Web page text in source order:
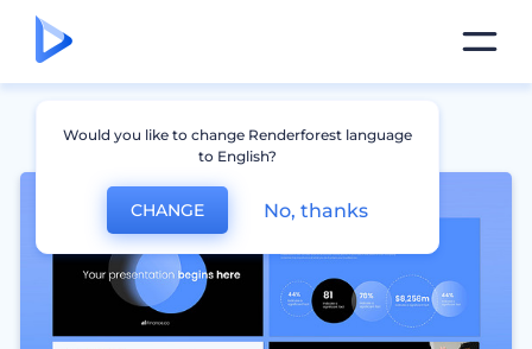
Would you like to change Renderforest language
to English?
CHANGE No, thanks